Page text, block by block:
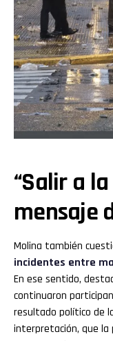
“Salir a
mensaje
Molina también
incidentes entre
En ese sentido,
continuaron
resultado político de
interpretación, que la